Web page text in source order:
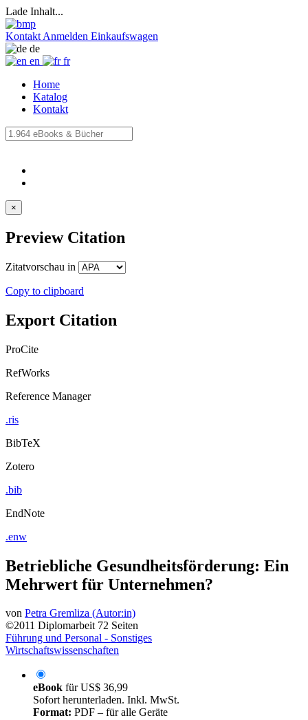
Lade Inhalt...
Kontakt Anmelden Einkaufswagen
de
en
fr
Home
Katalog
Kontakt
×
Preview Citation
Zitatvorschau in
Copy to clipboard
Export Citation
ProCite
RefWorks
Reference Manager
.ris
BibTeX
Zotero
.bib
EndNote
.enw
Betriebliche Gesundheitsförderung: Ein
Mehrwert für Unternehmen?
von Petra Gremliza (Autor:in)
©2011 Diplomarbeit 72 Seiten
Führung und Personal - Sonstiges
Wirtschaftswissenschaften
eBook fürUS$ 36,99
Sofort herunterladen. Inkl. MwSt.
Format: PDF – für alle Geräte